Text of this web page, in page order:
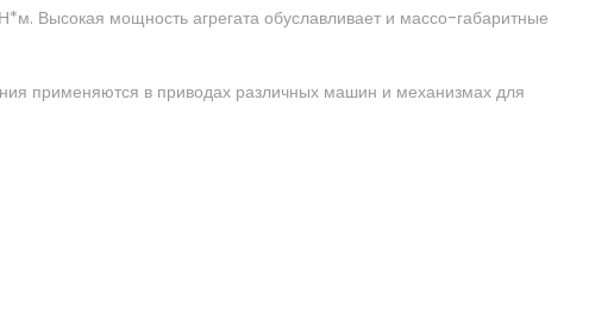
Высокая мощность агрегата обуславливает и массо-габаритные
применяются в приводах различных машин и механизмах для